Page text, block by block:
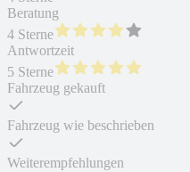
Beratung
4 Sterne
Antwortzeit
5 Sterne
Fahrzeug gekauft
Fahrzeug wie beschrieben
Weiterempfehlungen